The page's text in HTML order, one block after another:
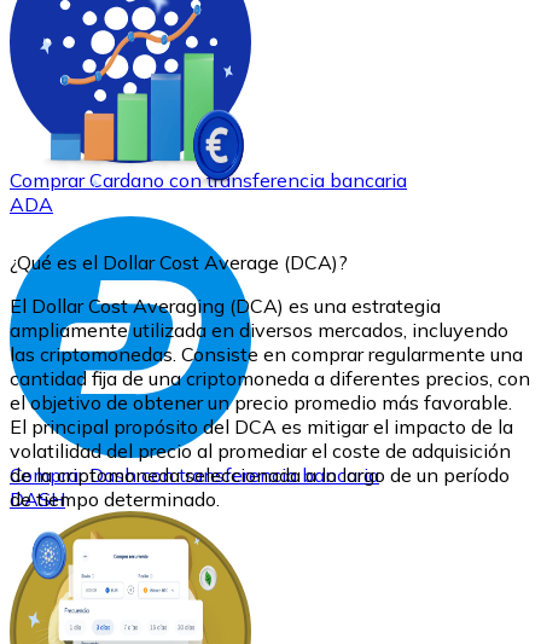
ComprarCardano con transferencia bancaria
ADA
ComprarDashcon transferencia bancaria
DASH
¿Qué es el Dollar Cost Average (DCA)?
El Dollar Cost Averaging (DCA) es una estrategia
ampliamente utilizada en diversos mercados, incluyendo
las criptomonedas. Consiste en comprar regularmente una
cantidad fija de una criptomoneda a diferentes precios, con
el objetivo de obtener un precio promedio más favorable.
El principal propósito del DCA es mitigar el impacto de la
volatilidad del precio al promediar el coste de adquisición
de la criptomoneda seleccionada a lo largo de un período
de tiempo determinado.